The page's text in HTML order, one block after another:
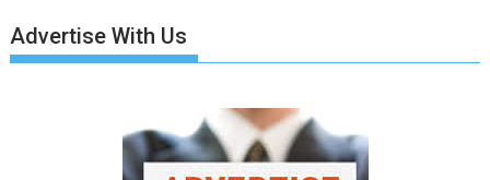
Advertise With Us